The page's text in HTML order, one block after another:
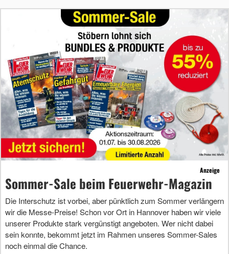
Anzeige
Sommer-Sale beim Feuerwehr-Magazin
Die Interschutz ist vorbei, aber pünktlich zum Sommer verlängern
wir die Messe-Preise! Schon vor Ort in Hannover haben wir viele
unserer Produkte stark vergünstigt angeboten. Wer nicht dabei
sein konnte, bekommt jetzt im Rahmen unseres Sommer-Sales
noch einmal die Chance.